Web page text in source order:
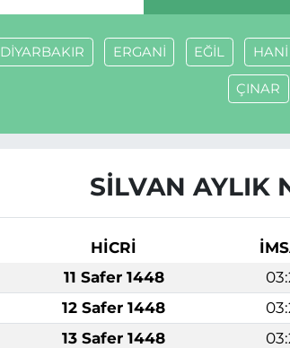
DİYARBAKIR ERGANİ EĞİL HANİ
ÇINAR
SİLVAN AYLIK
HİCRİ
11 Safer 1448
12 Safer 1448
13 Safer 1448